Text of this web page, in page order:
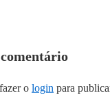
o login para